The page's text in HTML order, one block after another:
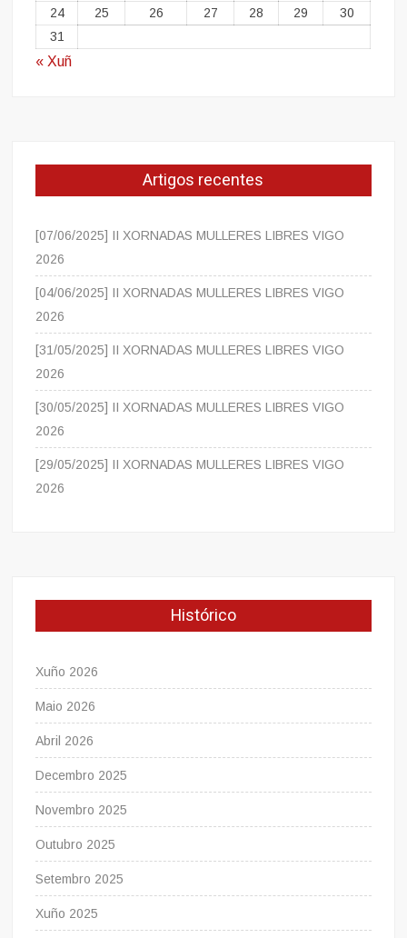
24 25 26 27 28 29
30
31
« Xuñ
Artigos recentes
[07/06/2025] II XORNADAS MULLERES LIBRES VIGO
2026
[04/06/2025] II XORNADAS MULLERES LIBRES VIGO
2026
[31/05/2025] II XORNADAS MULLERES LIBRES VIGO
2026
[30/05/2025] II XORNADAS MULLERES LIBRES VIGO
2026
[29/05/2025] II XORNADAS MULLERES LIBRES VIGO
2026
Histórico
Xuño 2026
Maio 2026
Abril 2026
Decembro 2025
Novembro 2025
Outubro 2025
Setembro 2025
Xuño 2025